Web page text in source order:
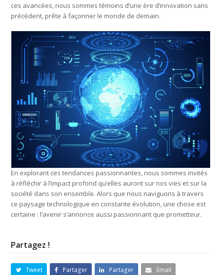
ces avancées, nous sommes témoins d’une ère d’innovation sans
précédent, prête à façonner le monde de demain.
En explorant ces tendances passionnantes, nous sommes invités
à réfléchir à l’impact profond qu’elles auront sur nos vies et sur la
société dans son ensemble. Alors que nous naviguons à travers
ce paysage technologique en constante évolution, une chose est
certaine : l’avenir s’annonce aussi passionnant que prometteur.
Partagez !
Tweet Partager Partager
Email